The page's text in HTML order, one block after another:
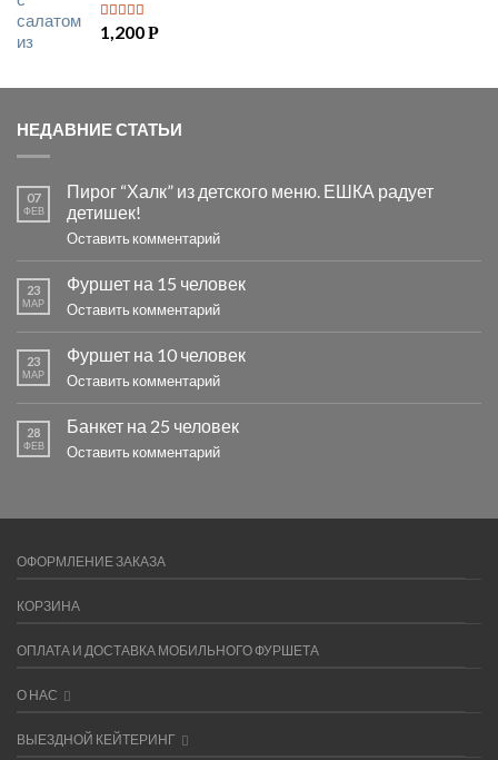
5 из 5
1,200Р
НЕДАВНИЕ СТАТЬИ
07
ФЕВ
Пирог “Халк” из детского меню. ЕШКА радует
детишек!
Оставить комментарий
23
МАР
Фуршет на 15 человек
Оставить комментарий
23
МАР
Фуршет на 10 человек
Оставить комментарий
28
ФЕВ
Банкет на 25 человек
Оставить комментарий
ОФОРМЛЕНИЕ ЗАКАЗА
КОРЗИНА
ОПЛАТА И ДОСТАВКА МОБИЛЬНОГО ФУРШЕТА
О НАС
ВЫЕЗДНОЙ КЕЙТЕРИНГ